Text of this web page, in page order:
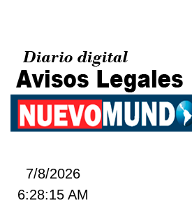
7/8/2026
6:28:15 AM